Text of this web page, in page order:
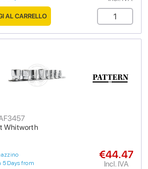
AL CARRELLO
Whitworth
5 Days from
€44.47
Incl. IVA